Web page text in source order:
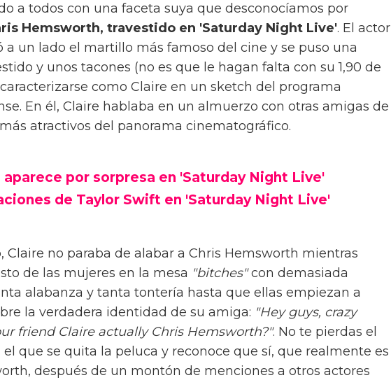
a todos con una faceta suya que desconocíamos por
Hemsworth, travestido en 'Saturday Night Live'. El actor
a un lado el martillo más famoso del cine y se puso una
y unos tacones (no es que le hagan falta con su 1,90 de
caracterizarse como Claire en un sketch del programa
En él, Claire hablaba en un almuerzo con otras amigas de
atractivos del panorama cinematográfico.
aparece por sorpresa en 'Saturday Night Live'
de Taylor Swift en 'Saturday Night Live'
Claire no paraba de alabar a Chris Hemsworth mientras
de las mujeres en la mesa "bitches"con demasiada
alabanza y tanta tontería hasta que ellas empiezan a
la verdadera identidad de su amiga: "Hey guys, crazy
friend Claire actually Chris Hemsworth?". No te pierdas el
que se quita la peluca y reconoce que sí, que realmente es
después de un montón de menciones a otros actores